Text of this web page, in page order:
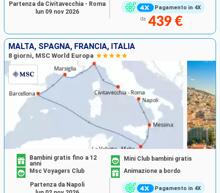
Pagamento in 4X
da 439 €
Partenza da Civitavecchia - Roma
lun 09 nov 2026
MALTA, SPAGNA, FRANCIA, ITALIA
8 giorni, MSC World Europa
Pagamento in 4X
Bambini gratis fino a 12
anni
Mini Club bambini gratis
Msc Voyagers Club
Animazione a bordo
Partenza da Napoli